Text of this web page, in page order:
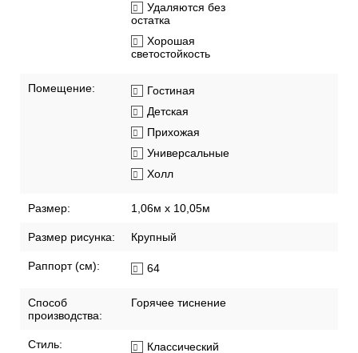
Удаляются без
остатка
Хорошая
светостойкость
Помещение:
Гостиная
Детская
Прихожая
Универсальные
Холл
Размер: 1,06м х 10,05м
Размер рисунка: Крупный
Раппорт (см): 64
Способ
производства:
Горячее тиснение
Стиль: Классический